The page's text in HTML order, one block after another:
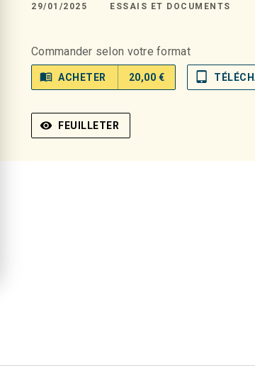
29/01/2025 ESSAIS ET DOCUMENTS
Commander selon votre format
menu_book ACHETER 20,00 € tablet_mac
visibility FEUILLETER